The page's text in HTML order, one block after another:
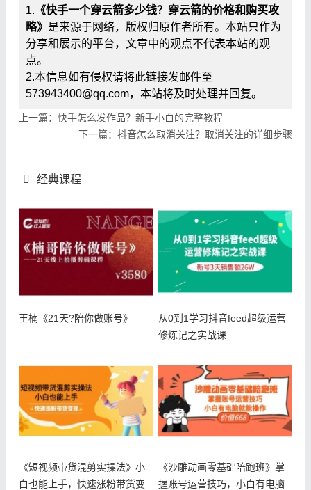
1. 《快手一个穿云箭多少钱？穿云箭的价格和购买攻
略》 是来源于网络，版权归原作者所有。本站只作为
分享和展示的平台，文章中的观点不代表本站的观
点。
2.本信息如有侵权请将此链接发邮件至
573943400@qq.com，本站将及时处理并回复。
上一篇：快手怎么发作品？新手小白的完整教程
下一篇：抖音怎么取消关注？取消关注的详细步骤
经典课程
王楠《21天?陪你做账号》
从0到1学习抖音feed超级运营
修炼记之实战课
《短视频带货混剪实操法》小
白也能上手，快速涨粉带货变
《沙雕动画零基础陪跑班》掌
握账号运营技巧，小白有电脑